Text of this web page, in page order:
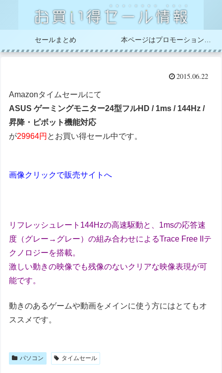
セールまとめ
2015.06.22
Amazonタイムセールにて
ASUS ゲーミングモニター24型フルHD / 1ms / 144Hz /
昇降・ピボット機能対応
が29964円 とお買い得セール中です。
画像クリックで販売サイトへ
リフレッシュレート144Hzの高速駆動と、1msの応答速
度（グレー→グレー）の組み合わせによるTrace Free IIテ
クノロジーを搭載。
激しい動きの映像でも残像のないクリアな映像表現が可
能です。
動きのあるゲームや動画をメインに使う方にはとてもオ
ススメです。
パソコン タイムセール